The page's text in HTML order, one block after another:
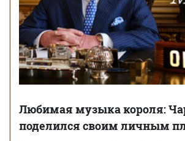
Любимая музыка короля:
поделился своим личным